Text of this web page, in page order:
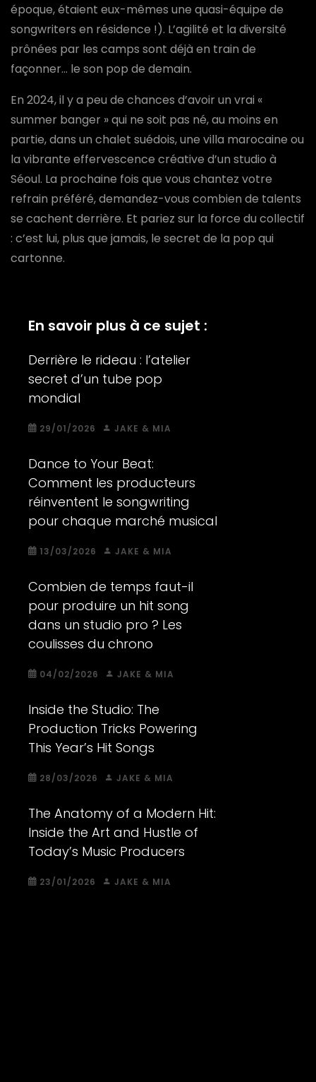
époque, étaient eux-mêmes une quasi-équipe de
songwriters en résidence !). L’agilité et la diversité
prônées par les camps sont déjà en train de
façonner… le son pop de demain.
En 2024, il y a peu de chances d’avoir un vrai «
summer banger » qui ne soit pas né, au moins en
partie, dans un chalet suédois, une villa marocaine ou
la vibrante effervescence créative d’un studio à
Séoul. La prochaine fois que vous chantez votre
refrain préféré, demandez-vous combien de talents
se cachent derrière. Et pariez sur la force du collectif
: c’est lui, plus que jamais, le secret de la pop qui
cartonne.
En savoir plus à ce sujet :
Derrière le rideau : l’atelier
secret d’un tube pop
mondial
29/01/2026 JAKE & MIA
Dance to Your Beat:
Comment les producteurs
réinventent le songwriting
pour chaque marché musical
13/03/2026 JAKE & MIA
Combien de temps faut-il
pour produire un hit song
dans un studio pro ? Les
coulisses du chrono
04/02/2026 JAKE & MIA
Inside the Studio: The
Production Tricks Powering
This Year’s Hit Songs
28/03/2026 JAKE & MIA
The Anatomy of a Modern Hit:
Inside the Art and Hustle of
Today’s Music Producers
23/01/2026 JAKE & MIA